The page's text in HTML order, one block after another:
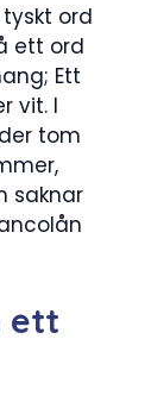
ord
ett ord
Ett
vit. I
tom
saknar
ett